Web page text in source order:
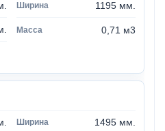
1195 мм.
0,71 м3
1495 мм.